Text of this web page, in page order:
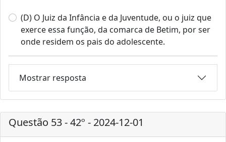
(D) O Juiz da Infância e da Juventude, ou o juiz que
exerce essa função, da comarca de Betim, por ser
onde residem os pais do adolescente.
Mostrar resposta
Questão 53 - 42º - 2024-12-01